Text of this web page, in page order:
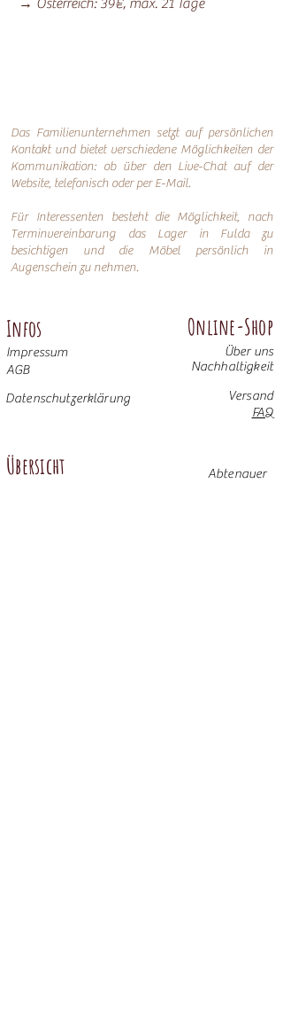
→ Österreich: 39€, max. 21 Tage
Das Familienunternehmen setzt auf persönlichen
Kontakt und bietet verschiedene Möglichkeiten der
Kommunikation: ob über den Live-Chat auf der
Website, telefonisch oder perE-Mail.
Für Interessenten besteht die Möglichkeit, nach
Terminvereinbarung das Lager in Fulda zu
besichtigen und die Möbel persönlich in
Augenschein zu nehmen.
Infos
Impressum
AGB
Online-Shop
Über uns
Nachhaltigkeit
Datenschutzerklärung
Versand
FAQ
Abtenauer
Übersicht